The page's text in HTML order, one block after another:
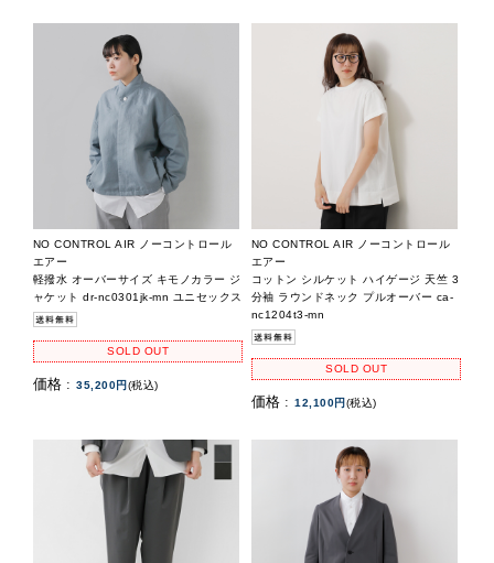
NO CONTROL AIR ノーコントロール
エアー
軽撥水 オーバーサイズ キモノカラー ジ
ャケット dr-nc0301jk-mn ユニセックス
SOLD OUT
価格 : 35,200円(税込)
NO CONTROL AIR ノーコントロール
エアー
コットン シルケット ハイゲージ 天竺 3
分袖 ラウンドネック プルオーバー ca-
nc1204t3-mn
SOLD OUT
価格 : 12,100円(税込)